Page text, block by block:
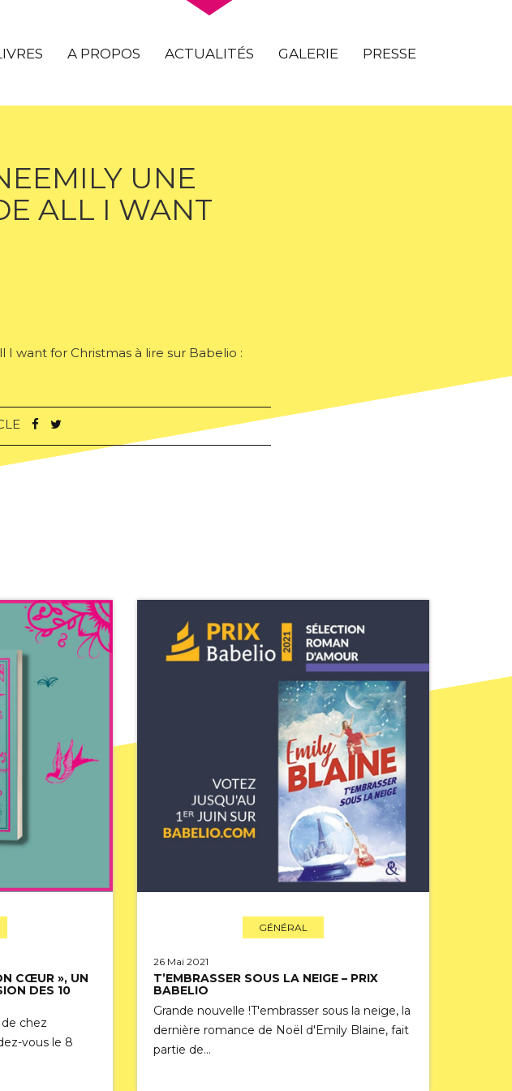
A PROPOS ACTUALITÉS GALERIE PRESSE
UNE
ALL I WANT
want for Christmas à lire sur Babelio :
CŒUR », UN
DES 10
chez
vous le 8
GÉNÉRAL
26 Mai 2021
T’EMBRASSER SOUS LA NEIGE – PRIX
BABELIO
Grande nouvelle !T'embrasser sous la neige, la
dernière romance de Noël d'Emily Blaine, fait
partie de…